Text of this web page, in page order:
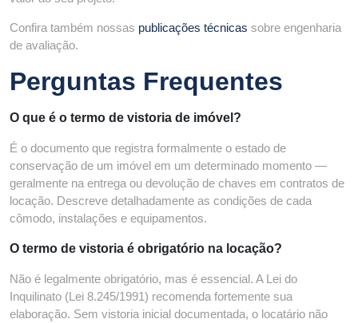
Confira também nossas publicações técnicas sobre engenharia
de avaliação.
Perguntas Frequentes
O que é o termo de vistoria de imóvel?
É o documento que registra formalmente o estado de
conservação de um imóvel em um determinado momento —
geralmente na entrega ou devolução de chaves em contratos de
locação. Descreve detalhadamente as condições de cada
cômodo, instalações e equipamentos.
O termo de vistoria é obrigatório na locação?
Não é legalmente obrigatório, mas é essencial. A Lei do
Inquilinato (Lei 8.245/1991) recomenda fortemente sua
elaboração. Sem vistoria inicial documentada, o locatário não